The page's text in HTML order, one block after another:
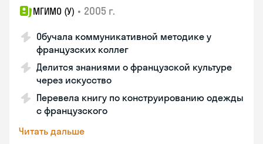
МГИМО (У) • 2005 г.
Обучала коммуникативной методике у
французских коллег
Делится знаниями о французской культуре
через искусство
Перевела книгу по конструированию одежды
с французского
Читать дальше